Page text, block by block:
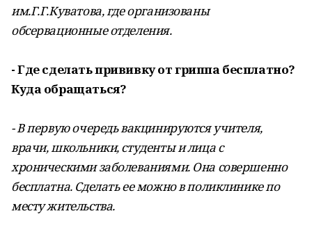
им.Г.Г.Куватова, где организованы
обсервационные отделения.
- Где сделать прививку от гриппа бесплатно?
Куда обращаться?
- В первую очередь вакцинируются учителя,
врачи, школьники, студенты и лица с
хроническими заболеваниями. Она совершенно
бесплатна. Сделать ее можно в поликлинике по
месту жительства.